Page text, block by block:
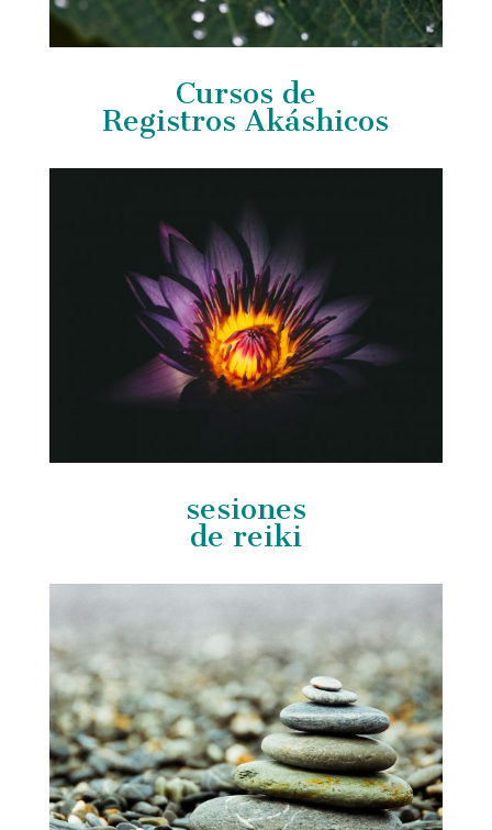
Cursos de
Registros Akáshicos
sesiones
de reiki